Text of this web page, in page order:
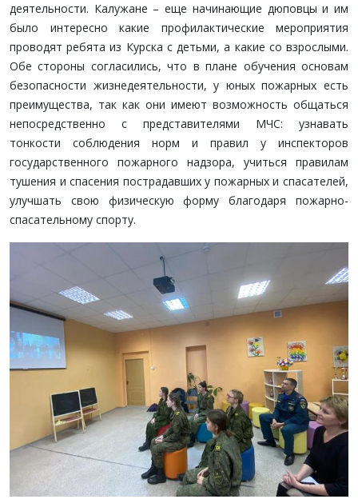
деятельности. Калужане – еще начинающие дюповцы и им
было интересно какие профилактические мероприятия
проводят ребята из Курска с детьми, а какие со взрослыми.
Обе стороны согласились, что в плане обучения основам
безопасности жизнедеятельности, у юных пожарных есть
преимущества, так как они имеют возможность общаться
непосредственно с представителями МЧС: узнавать
тонкости соблюдения норм и правил у инспекторов
государственного пожарного надзора, учиться правилам
тушения и спасения пострадавших у пожарных и спасателей,
улучшать свою физическую форму благодаря пожарно-
спасательному спорту.